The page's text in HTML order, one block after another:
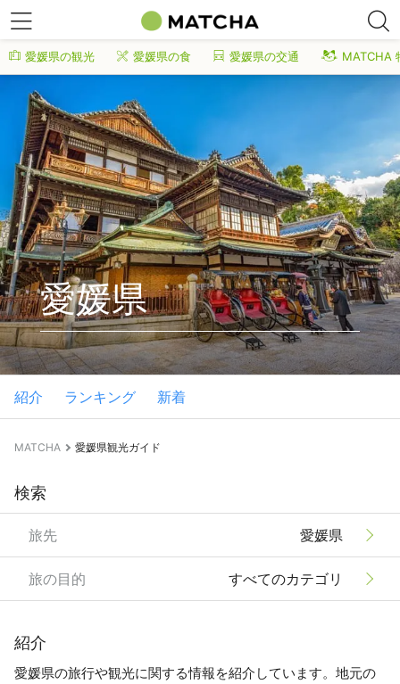
愛媛県の観光 愛媛県の食 愛媛県の交通 MATCHA
愛媛県
紹介 ランキング 新着
MATCHA 愛媛県観光ガイド
検索
旅先 愛媛県
旅の目的 すべてのカテゴリ
紹介
愛媛県の旅行や観光に関する情報を紹介しています。地元の